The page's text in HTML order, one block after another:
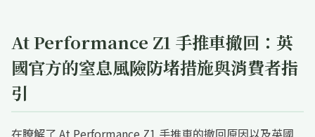
At Performance Z1 手推車撤回：英
國官方的窒息風險防堵措施與消費者指
引
在瞭解了 At Performance Z1 手推車的撤回原因以及英國